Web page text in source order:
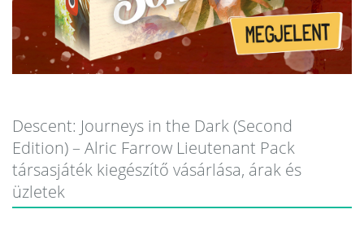
Descent: Journeys in the Dark (Second
Edition) – Alric Farrow Lieutenant Pack
társasjáték kiegészítő vásárlása, árak és
üzletek